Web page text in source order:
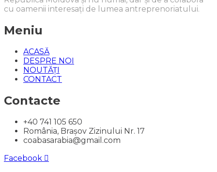
cu oamenii interesați de lumea antreprenoriatului.
Meniu
ACASĂ
DESPRE NOI
NOUTĂȚI
CONTACT
Contacte
+40 741 105 650
România, Brașov Zizinului Nr. 17
coabasarabia@gmail.com
Facebook